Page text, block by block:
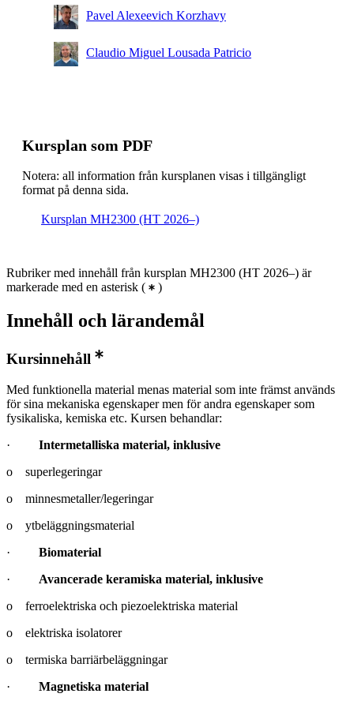
Pavel Alexeevich Korzhavy
Claudio Miguel Lousada Patricio
Kursplan som PDF
Notera: all information från kursplanen visas i tillgängligt
format på denna sida.
Kursplan MH2300 (HT 2026–)
Rubriker med innehåll från kursplan MH2300 (HT 2026–) är
markerade med en asterisk ( )
Innehåll och lärandemål
Kursinnehåll
Med funktionella material menas material som inte främst används
för sina mekaniska egenskaper men för andra egenskaper som
fysikaliska, kemiska etc. Kursen behandlar:
· Intermetalliska material, inklusive
o superlegeringar
o minnesmetaller/legeringar
o ytbeläggningsmaterial
· Biomaterial
· Avancerade keramiska material, inklusive
o ferroelektriska och piezoelektriska material
o elektriska isolatorer
o termiska barriärbeläggningar
· Magnetiska material